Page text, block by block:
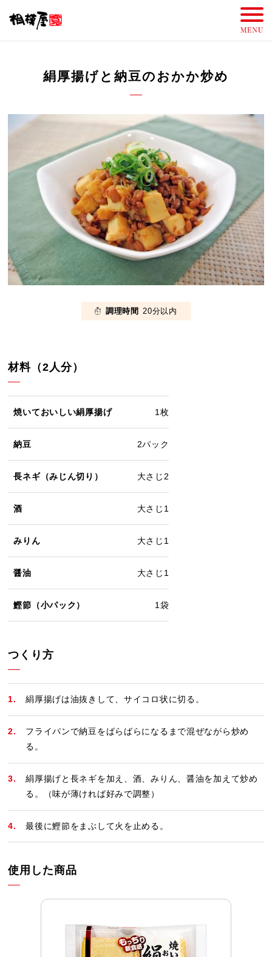
絹厚揚げと納豆のおかか炒め
調理時間 20分以内
材料（2人分）
焼いておいしい絹厚揚げ 1枚
納豆 2パック
長ネギ（みじん切り） 大さじ2
酒 大さじ1
みりん 大さじ1
醤油 大さじ1
鰹節（小パック） 1袋
つくり方
絹厚揚げは油抜きして、サイコロ状に切る。
フライパンで納豆をばらばらになるまで混ぜながら炒め
る。
絹厚揚げと長ネギを加え、酒、みりん、醤油を加えて炒め
る。（味が薄ければ好みで調整）
最後に鰹節をまぶして火を止める。
使用した商品